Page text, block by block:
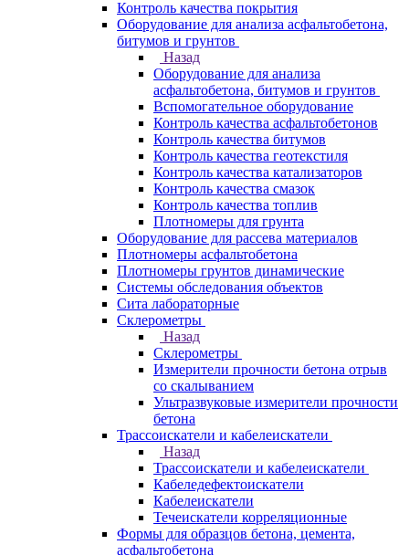
Контроль качества покрытия
Оборудование для анализа асфальтобетона,
битумов и грунтов
Назад
Оборудование для анализа
асфальтобетона, битумов и грунтов
Вспомогательное оборудование
Контроль качества асфальтобетонов
Контроль качества битумов
Контроль качества геотекстиля
Контроль качества катализаторов
Контроль качества смазок
Контроль качества топлив
Плотномеры для грунта
Оборудование для рассева материалов
Плотномеры асфальтобетона
Плотномеры грунтов динамические
Системы обследования объектов
Сита лабораторные
Склерометры
Назад
Склерометры
Измерители прочности бетона отрыв
со скалыванием
Ультразвуковые измерители прочности
бетона
Трассоискатели и кабелеискатели
Назад
Трассоискатели и кабелеискатели
Кабеледефектоискатели
Кабелеискатели
Течеискатели корреляционные
Формы для образцов бетона, цемента,
асфальтобетона